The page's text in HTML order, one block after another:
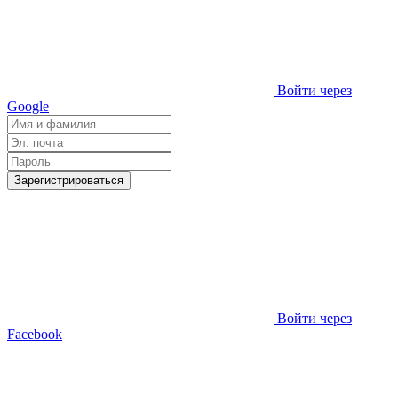
Войти через
Google
Зарегистрироваться
Войти через
Facebook